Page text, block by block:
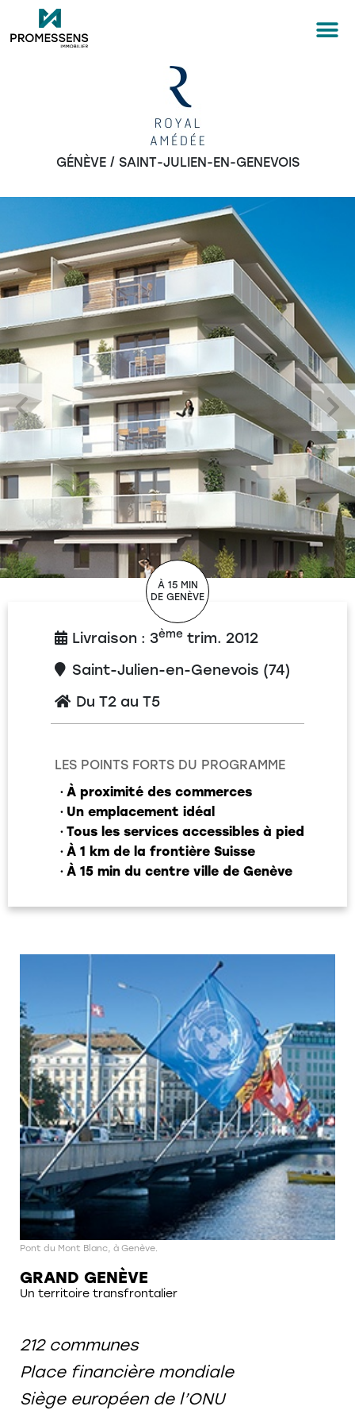
GÉNÈVE / SAINT-JULIEN-EN-GENEVOIS
À 15 MIN
DE GENÈVE
Livraison : 3ème trim. 2012
Saint-Julien-en-Genevois (74)
Du T2 au T5
LES POINTS FORTS DU PROGRAMME
À proximité des commerces
Un emplacement idéal
Tous les services accessibles à pied
À 1 km de la frontière Suisse
À 15 min du centre ville de Genève
Pont du Mont Blanc, à Genève.
GRAND GENÈVE
Un territoire transfrontalier
212 communes
Place financière mondiale
Siège européen de l’ONU